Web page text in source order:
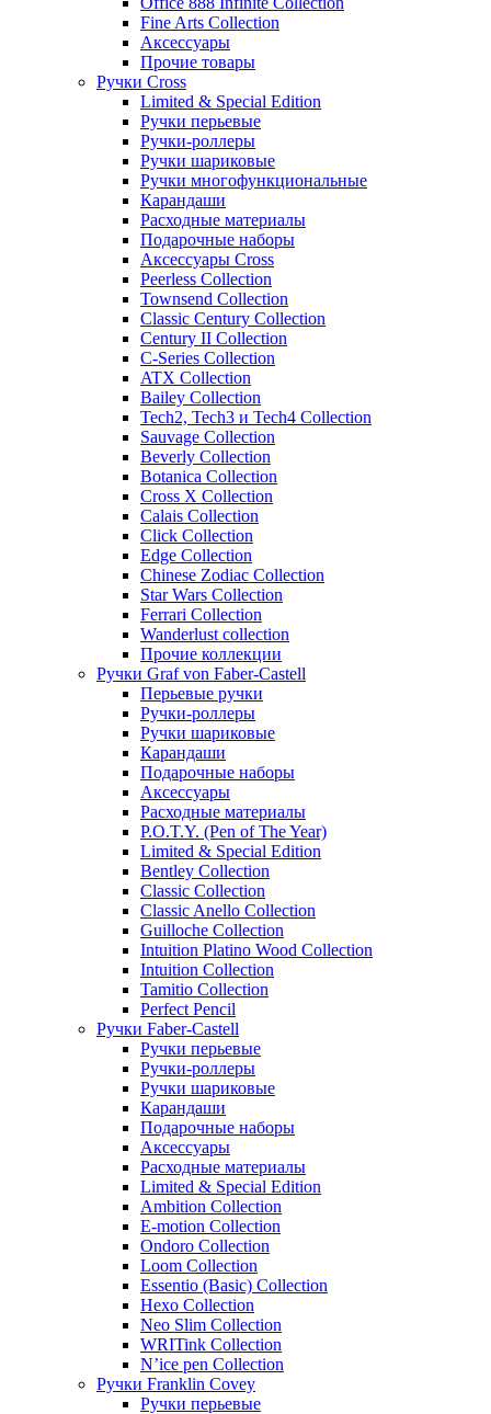
Fine Arts Collection
Аксессуары
Прочие товары
Ручки Cross
Limited & Special Edition
Ручки перьевые
Ручки-роллеры
Ручки шариковые
Ручки многофункциональные
Карандаши
Расходные материалы
Подарочные наборы
Аксессуары Cross
Peerless Collection
Townsend Collection
Classic Century Collection
Century II Collection
C-Series Collection
ATX Collection
Bailey Collection
Tech2, Tech3 и Tech4 Collection
Sauvage Collection
Beverly Collection
Botanica Collection
Cross X Collection
Calais Collection
Click Collection
Edge Collection
Chinese Zodiac Collection
Star Wars Collection
Ferrari Collection
Wanderlust collection
Прочие коллекции
Ручки Graf von Faber-Castell
Перьевые ручки
Ручки-роллеры
Ручки шариковые
Карандаши
Подарочные наборы
Аксессуары
Расходные материалы
P.O.T.Y. (Pen of The Year)
Limited & Special Edition
Bentley Collection
Classic Collection
Classic Anello Collection
Guilloche Collection
Intuition Platino Wood Collection
Intuition Collection
Tamitio Collection
Perfect Pencil
Ручки Faber-Castell
Ручки перьевые
Ручки-роллеры
Ручки шариковые
Карандаши
Подарочные наборы
Аксессуары
Расходные материалы
Limited & Special Edition
Ambition Collection
E-motion Collection
Ondoro Collection
Loom Collection
Essentio (Basic) Collection
Hexo Collection
Neo Slim Collection
WRITink Collection
N’ice pen Collection
Ручки Franklin Covey
Ручки перьевые